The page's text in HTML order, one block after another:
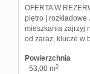
OFERTA W
piętro |
mieszkania zajrzyj
od zaraz, klucze w
Powierzchnia
53,00 m2